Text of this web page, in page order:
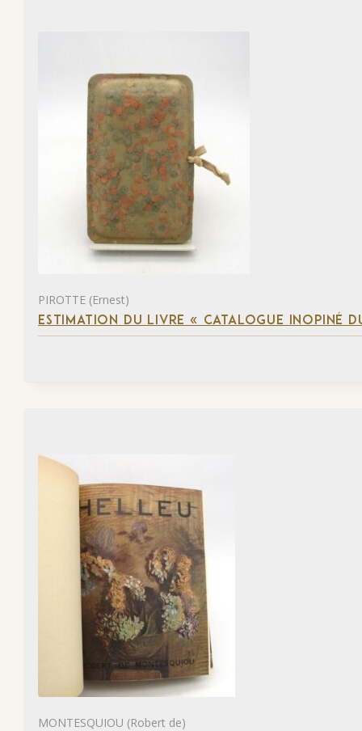
PIROTTE (Ernest)
ESTIMATION DU LIVRE « CATALOGUE INOPINÉ
MONTESQUIOU (Robert de)